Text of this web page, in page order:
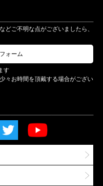
どご不明な点がございましたら、
ォーム
す
々お時間を頂戴する場合がござい